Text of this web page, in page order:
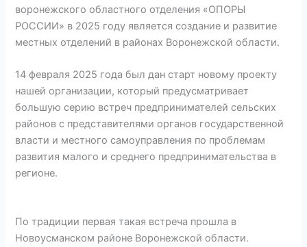
воронежского областного отделения «ОПОРЫ
РОССИИ» в 2025 году является создание и развитие
местных отделений в районах Воронежской области.
14 февраля 2025 года был дан старт новому проекту
нашей организации, который предусматривает
большую серию встреч предпринимателей сельских
районов с представителями органов государственной
власти и местного самоуправления по проблемам
развития малого и среднего предпринимательства в
регионе.
По традиции первая такая встреча прошла в
Новоусманском районе Воронежской области.